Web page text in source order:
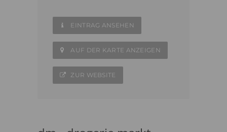
EINTRAG ANSEHEN
AUF DER KARTE ANZEIGEN
ZUR WEBSITE